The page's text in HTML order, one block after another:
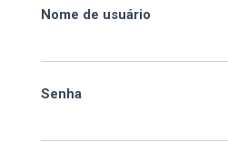
a
p
r
Nome de usuário
Senha